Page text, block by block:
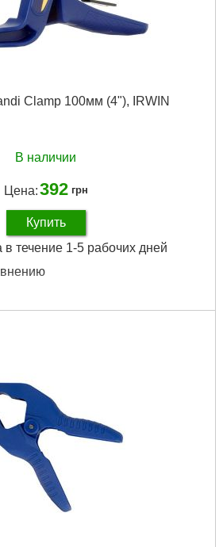
Clamp 100мм (4"), IRWIN
В наличии
Цена:392 грн
Купить
в течение 1-5 рабочих дней
шт:
мм
Подробнее...